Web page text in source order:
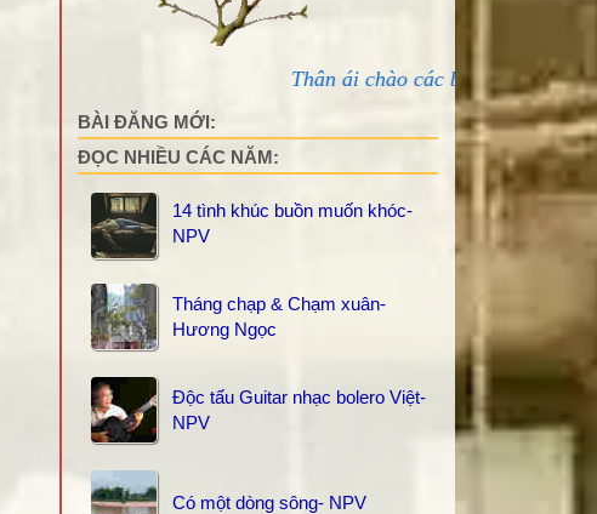
Thân ái chào các bạn đến với Bản lưu dự
BÀI ĐĂNG MỚI:
ĐỌC NHIỀU CÁC NĂM:
14 tình khúc buồn muốn khóc-
NPV
Tháng chạp & Chạm xuân-
Hương Ngọc
Độc tấu Guitar nhạc bolero Việt-
NPV
Có một dòng sông- NPV